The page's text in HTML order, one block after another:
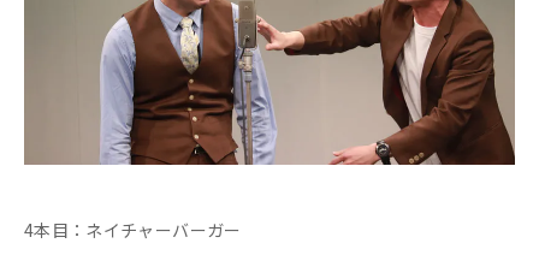
4本目：ネイチャーバーガー